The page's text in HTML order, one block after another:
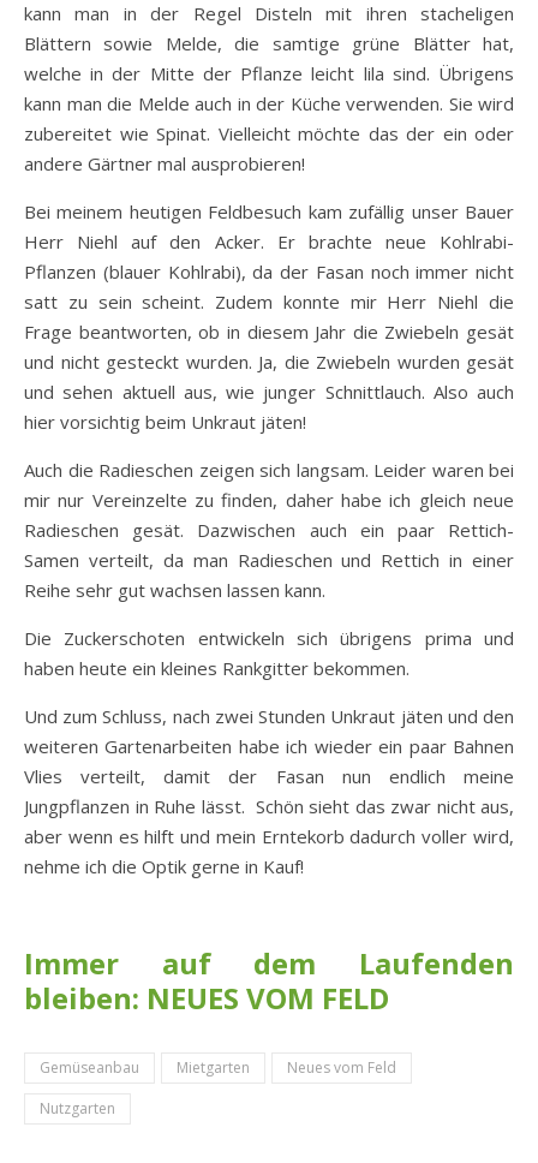
kann man in der Regel Disteln mit ihren stacheligen
Blättern sowie Melde, die samtige grüne Blätter hat,
welche in der Mitte der Pflanze leicht lila sind. Übrigens
kann man die Melde auch in der Küche verwenden. Sie wird
zubereitet wie Spinat. Vielleicht möchte das der ein oder
andere Gärtner mal ausprobieren!
Bei meinem heutigen Feldbesuch kam zufällig unser Bauer
Herr Niehl auf den Acker. Er brachte neue Kohlrabi-
Pflanzen (blauer Kohlrabi), da der Fasan noch immer nicht
satt zu sein scheint. Zudem konnte mir Herr Niehl die
Frage beantworten, ob in diesem Jahr die Zwiebeln gesät
und nicht gesteckt wurden. Ja, die Zwiebeln wurden gesät
und sehen aktuell aus, wie junger Schnittlauch. Also auch
hier vorsichtig beim Unkraut jäten!
Auch die Radieschen zeigen sich langsam. Leider waren bei
mir nur Vereinzelte zu finden, daher habe ich gleich neue
Radieschen gesät. Dazwischen auch ein paar Rettich-
Samen verteilt, da man Radieschen und Rettich in einer
Reihe sehr gut wachsen lassen kann.
Die Zuckerschoten entwickeln sich übrigens prima und
haben heute ein kleines Rankgitter bekommen.
Und zum Schluss, nach zwei Stunden Unkraut jäten und den
weiteren Gartenarbeiten habe ich wieder ein paar Bahnen
Vlies verteilt, damit der Fasan nun endlich meine
Jungpflanzen in Ruhe lässt. Schön sieht das zwar nicht aus,
aber wenn es hilft und mein Erntekorb dadurch voller wird,
nehme ich die Optik gerne in Kauf!
Immer auf dem Laufenden
bleiben: NEUES VOM FELD
Gemüseanbau Mietgarten
Neues vom Feld
Nutzgarten